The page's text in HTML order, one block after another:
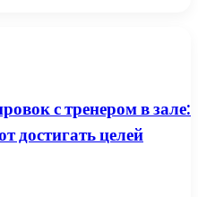
с тренером в зале:
достигать целей